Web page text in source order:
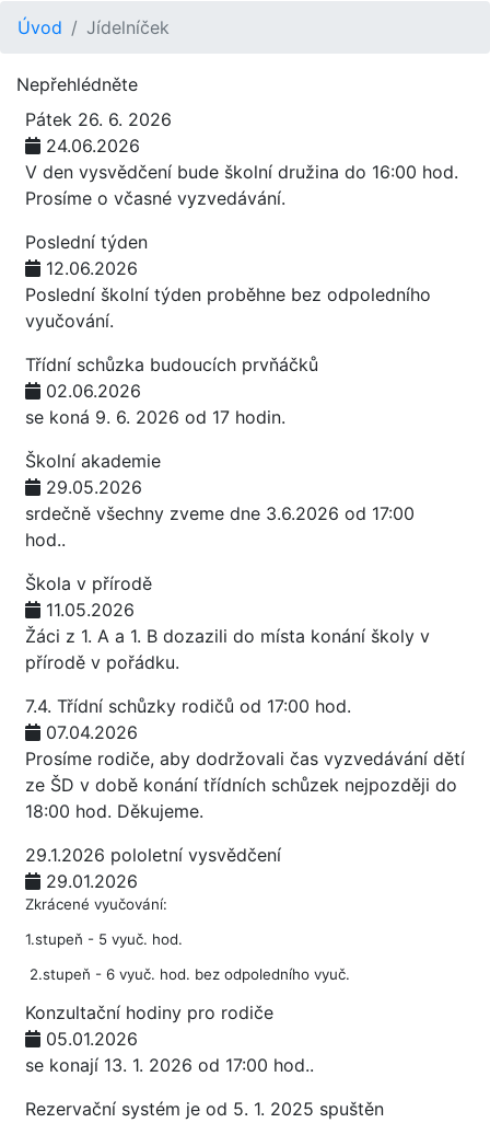
Úvod
Jídelníček
Nepřehlédněte
Pátek 26. 6. 2026
24.06.2026
V den vysvědčení bude školní družina do 16:00 hod.
Prosíme o včasné vyzvedávání.
Poslední týden
12.06.2026
Poslední školní týden proběhne bez odpoledního
vyučování.
Třídní schůzka budoucích prvňáčků
02.06.2026
se koná 9. 6. 2026 od 17 hodin.
Školní akademie
29.05.2026
srdečně všechny zveme dne 3.6.2026 od 17:00
hod..
Škola v přírodě
11.05.2026
Žáci z 1. A a 1. B dozazili do místa konání školy v
přírodě v pořádku.
7.4. Třídní schůzky rodičů od 17:00 hod.
07.04.2026
Prosíme rodiče, aby dodržovali čas vyzvedávání dětí
ze ŠD v době konání třídních schůzek nejpozději do
18:00 hod. Děkujeme.
29.1.2026 pololetní vysvědčení
29.01.2026
Zkrácené vyučování:
1.stupeň - 5 vyuč. hod.
2.stupeň - 6 vyuč. hod. bez odpoledního vyuč.
Konzultační hodiny pro rodiče
05.01.2026
se konají 13. 1. 2026 od 17:00 hod..
Rezervační systém je od 5. 1. 2025 spuštěn